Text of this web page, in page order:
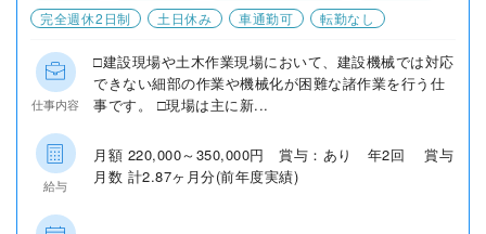
完全週休2日制
土日休み 車通勤可 転勤なし
仕事内容
□建設現場や土木作業現場において、建設機械では対応
できない細部の作業や機械化が困難な諸作業を行う仕
事です。 □現場は主に新...
給与
月額 220,000～350,000円 賞与：あり 年2回 賞与
月数 計2.87ヶ月分(前年度実績)